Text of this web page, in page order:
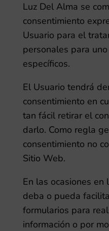
Luz Del Alma se
consentimiento
Usuario para el
personales para
específicos.
El Usuario tendrá
consentimiento en
tan fácil retirar el
darlo. Como regla
consentimiento no
Sitio Web.
En las ocasiones en
deba o pueda
formularios para
información o por